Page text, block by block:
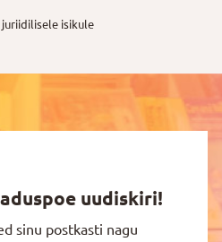
isikule
uudiskiri!
sinu postkasti nagu